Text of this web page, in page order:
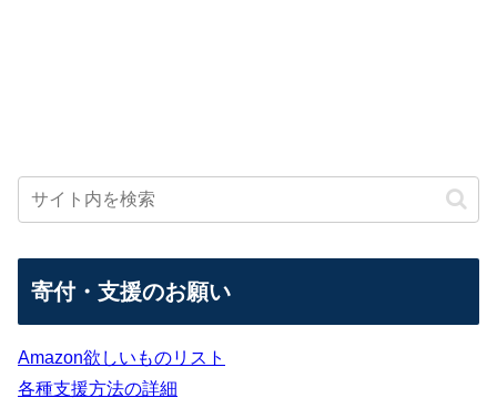
寄付・支援のお願い
Amazon欲しいものリスト
各種支援方法の詳細